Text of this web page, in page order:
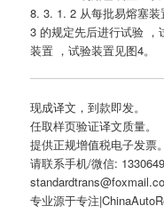
8. 3. 1. 2 从每批易熔塞
3 的规定先后进行试验
装置 ，试验装置见图4。
现成译文，到款即发。
任取样页验证译文质量。
提供正规增值税电子发票。
请联系手机/微信:
专业源于专注